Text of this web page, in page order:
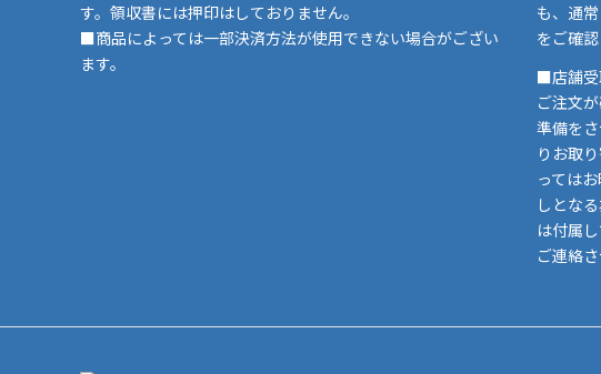
す。領収書には押印はしておりません。
■商品によっては一部決済方法が使用できない場合がござい
ます。
も、通
をご確認
■店舗受
ご注文
準備を
りお取
っては
しとな
は付属
ご連絡